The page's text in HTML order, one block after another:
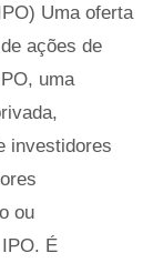
Uma oferta
ações de
uma
investidores
ou
É